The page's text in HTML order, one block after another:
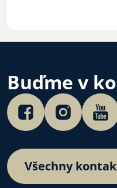
Buďme v
Všechny